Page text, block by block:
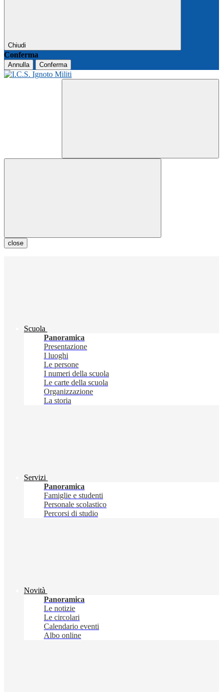
Chiudi
Conferma
Annulla Conferma
close
Scuola
Panoramica
Presentazione
I luoghi
Le persone
I numeri della scuola
Le carte della scuola
Organizzazione
La storia
Servizi
Panoramica
Famiglie e studenti
Personale scolastico
Percorsi di studio
Novità
Panoramica
Le notizie
Le circolari
Calendario eventi
Albo online